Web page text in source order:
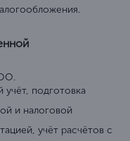
учёт, подготовка
и налоговой
учёт расчётов с